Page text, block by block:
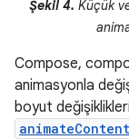
Şekil 4. Küçük
Compose,
animasyonla
boyut